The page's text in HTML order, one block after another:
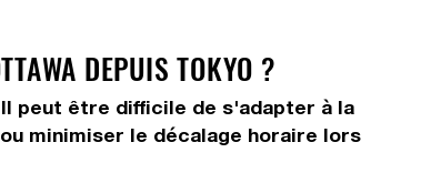
DEPUIS TOKYO ?
peut être difficile de s'adapter à la
minimiser le décalage horaire lors